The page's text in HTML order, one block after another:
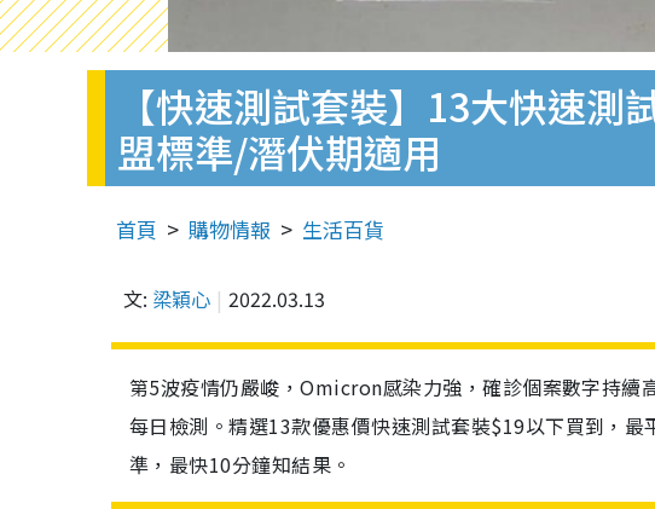
【快速測試套裝】13大快速
盟標準/潛伏期適用
首頁 購物情報 生活百貨
文: 梁穎心 2022.03.13
第5波疫情仍嚴峻，Omicron感染力強，確診個案數字持續
每日檢測。精選13款優惠價快速測試套裝$19以下買到，
準，最快10分鐘知結果。